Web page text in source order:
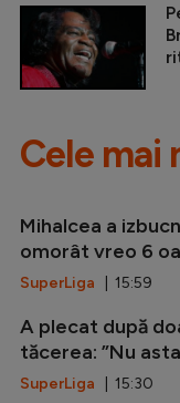
Cele mai
Mihalcea a
omorât vreo 6
SuperLiga | 15:59
A plecat după
tăcerea: ”Nu
SuperLiga | 15:30